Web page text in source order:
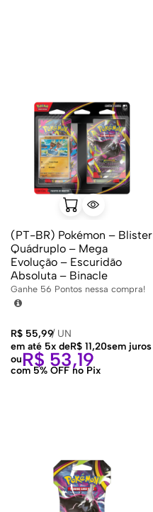
(PT-BR) Pokémon – Blister
Quádruplo – Mega
Evolução – Escuridão
Absoluta – Binacle
Ganhe 56 Pontos nessa compra!
R$ 55,99/UN
em até 5x deR$ 11,20sem juros
ouR$ 53,19
com 5% OFF no Pix